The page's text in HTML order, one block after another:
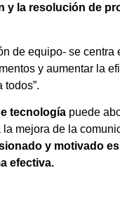
y la resolución de
de equipo- se centra
y aumentar la
todos”.
tecnología puede
mejora de la
y motivado
efectiva.